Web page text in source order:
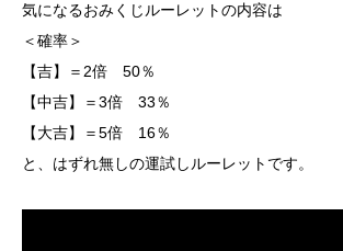
気になるおみくじルーレットの内容は
＜確率＞
【吉】＝2倍 50％
【中吉】＝3倍 33％
【大吉】＝5倍 16％
と、はずれ無しの運試しルーレットです。